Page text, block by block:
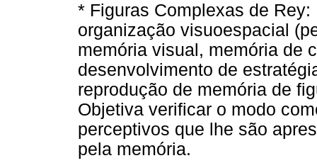
* Figuras Complexas de
organização visuoespacial
memória visual, memória de
desenvolvimento de
reprodução de memória de
Objetiva verificar o modo
perceptivos que lhe são
pela memória.